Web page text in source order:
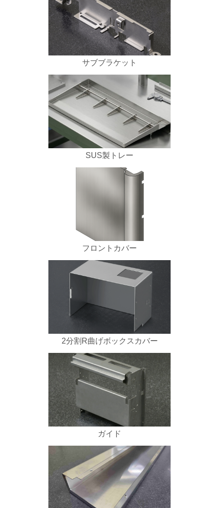
サブブラケット
SUS製トレー
フロントカバー
2分割R曲げボックスカバー
ガイド